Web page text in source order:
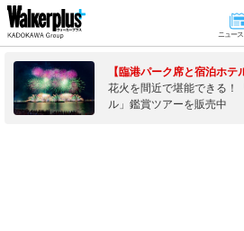
ニュース
【臨港パーク席と宿泊ホテ
花火を間近で堪能できる！
ル」鑑賞ツアーを販売中